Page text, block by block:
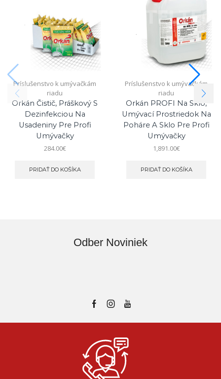
Príslušenstvo k umývačkám
riadu
Orkán Čistič, Práškový S
Dezinfekciou Na
Usadeniny Pre Profi
Umývačky
284.00€
PRIDAŤ DO KOŠÍKA
Príslušenstvo k umývačkám
riadu
Orkán PROFI Na Sklo,
Umývací Prostriedok Na
Poháre A Sklo Pre Profi
Umývačky
1,891.00€
PRIDAŤ DO KOŠÍKA
Odber Noviniek